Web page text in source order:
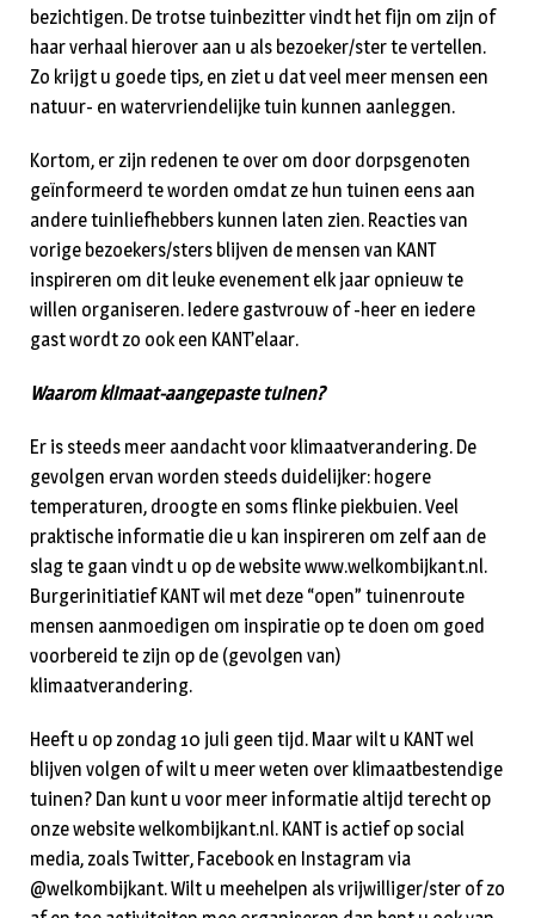
bezichtigen. De trotse tuinbezitter vindt het fijn om zijn of
haar verhaal hierover aan u als bezoeker/ster te vertellen.
Zo krijgt u goede tips, en ziet u dat veel meer mensen een
natuur- en watervriendelijke tuin kunnen aanleggen.
Kortom, er zijn redenen te over om door dorpsgenoten
geïnformeerd te worden omdat ze hun tuinen eens aan
andere tuinliefhebbers kunnen laten zien. Reacties van
vorige bezoekers/sters blijven de mensen van KANT
inspireren om dit leuke evenement elk jaar opnieuw te
willen organiseren. Iedere gastvrouw of -heer en iedere
gast wordt zo ook een KANT’elaar.
Waarom klimaat-aangepaste tuinen?
Er is steeds meer aandacht voor klimaatverandering. De
gevolgen ervan worden steeds duidelijker: hogere
temperaturen, droogte en soms flinke piekbuien. Veel
praktische informatie die u kan inspireren om zelf aan de
slag te gaan vindt u op de website www.welkombijkant.nl.
Burgerinitiatief KANT wil met deze “open” tuinenroute
mensen aanmoedigen om inspiratie op te doen om goed
voorbereid te zijn op de (gevolgen van)
klimaatverandering.
Heeft u op zondag 10 juli geen tijd. Maar wilt u KANT wel
blijven volgen of wilt u meer weten over klimaatbestendige
tuinen? Dan kunt u voor meer informatie altijd terecht op
onze website welkombijkant.nl. KANT is actief op social
media, zoals Twitter, Facebook en Instagram via
@welkombijkant. Wilt u meehelpen als vrijwilliger/ster of zo